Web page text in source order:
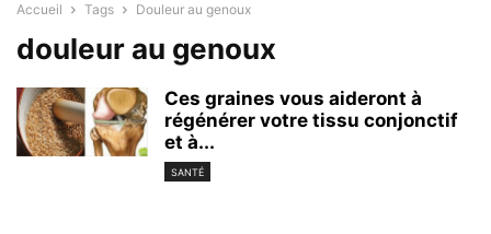
Accueil Tags Douleur au genoux
douleur au genoux
Ces graines vous aideront à
régénérer votre tissu conjonctif
et à...
SANTÉ